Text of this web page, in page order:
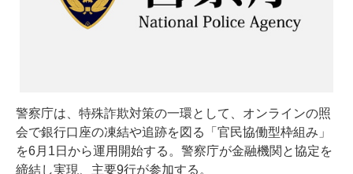
警察庁は、特殊詐欺対策の一環として、オンラインの照
会で銀行口座の凍結や追跡を図る「官民協働型枠組み」
を6月1日から運用開始する。警察庁が金融機関と協定を
締結し実現、主要9行が参加する。